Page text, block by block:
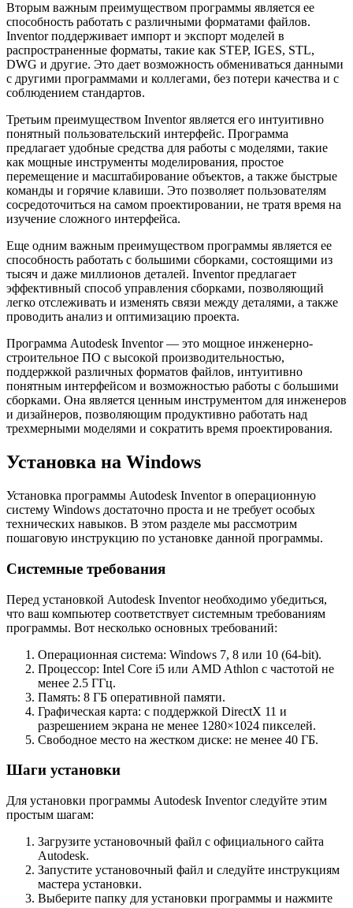
Вторым важным преимуществом программы является ее
способность работать с различными форматами файлов.
Inventor поддерживает импорт и экспорт моделей в
распространенные форматы, такие как STEP, IGES, STL,
DWG и другие. Это дает возможность обмениваться данными
с другими программами и коллегами, без потери качества и с
соблюдением стандартов.
Третьим преимуществом Inventor является его интуитивно
понятный пользовательский интерфейс. Программа
предлагает удобные средства для работы с моделями, такие
как мощные инструменты моделирования, простое
перемещение и масштабирование объектов, а также быстрые
команды и горячие клавиши. Это позволяет пользователям
сосредоточиться на самом проектировании, не тратя время на
изучение сложного интерфейса.
Еще одним важным преимуществом программы является ее
способность работать с большими сборками, состоящими из
тысяч и даже миллионов деталей. Inventor предлагает
эффективный способ управления сборками, позволяющий
легко отслеживать и изменять связи между деталями, а также
проводить анализ и оптимизацию проекта.
Программа Autodesk Inventor — это мощное инженерно-
строительное ПО с высокой производительностью,
поддержкой различных форматов файлов, интуитивно
понятным интерфейсом и возможностью работы с большими
сборками. Она является ценным инструментом для инженеров
и дизайнеров, позволяющим продуктивно работать над
трехмерными моделями и сократить время проектирования.
Установка на Windows
Установка программы Autodesk Inventor в операционную
систему Windows достаточно проста и не требует особых
технических навыков. В этом разделе мы рассмотрим
пошаговую инструкцию по установке данной программы.
Системные требования
Перед установкой Autodesk Inventor необходимо убедиться,
что ваш компьютер соответствует системным требованиям
программы. Вот несколько основных требований:
Операционная система: Windows 7, 8 или 10 (64-bit).
Процессор: Intel Core i5 или AMD Athlon с частотой не
менее 2.5 ГГц.
Память: 8 ГБ оперативной памяти.
Графическая карта: с поддержкой DirectX 11 и
разрешением экрана не менее 1280×1024 пикселей.
Свободное место на жестком диске: не менее 40 ГБ.
Шаги установки
Для установки программы Autodesk Inventor следуйте этим
простым шагам:
Загрузите установочный файл с официального сайта
Autodesk.
Запустите установочный файл и следуйте инструкциям
мастера установки.
Выберите папку для установки программы и нажмите